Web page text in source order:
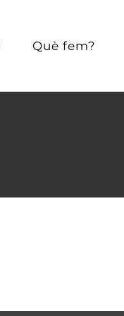
Què fem?